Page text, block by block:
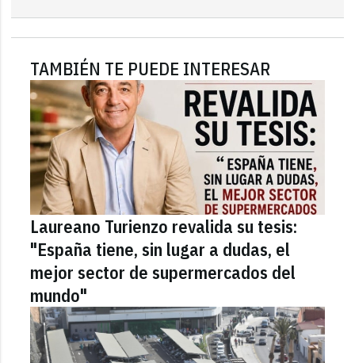
TAMBIÉN TE PUEDE INTERESAR
Laureano Turienzo revalida su tesis:
"España tiene, sin lugar a dudas, el
mejor sector de supermercados del
mundo"